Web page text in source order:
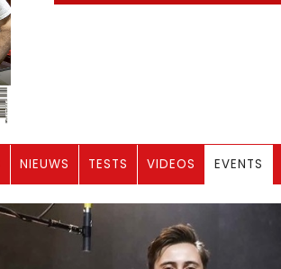
NIEUWS TESTS VIDEOS EVENTS